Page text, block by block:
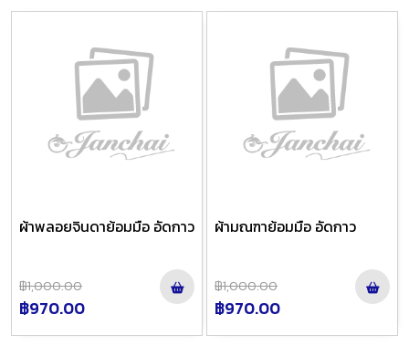
ผ้าพลอยจินดาย้อมมือ อัดกาว
฿1,000.00
฿970.00
ผ้ามณฑาย้อมมือ อัดกาว
฿1,000.00
฿970.00